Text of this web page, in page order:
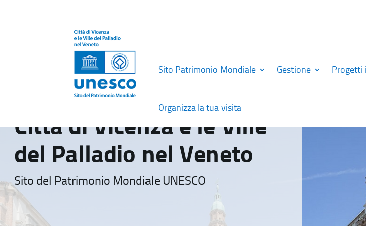
Sito Patrimonio Mondiale Gestione Progetti
Organizza la tua visita
Città di Vicenza e le Ville
del Palladio nel Veneto
Sito del Patrimonio Mondiale UNESCO